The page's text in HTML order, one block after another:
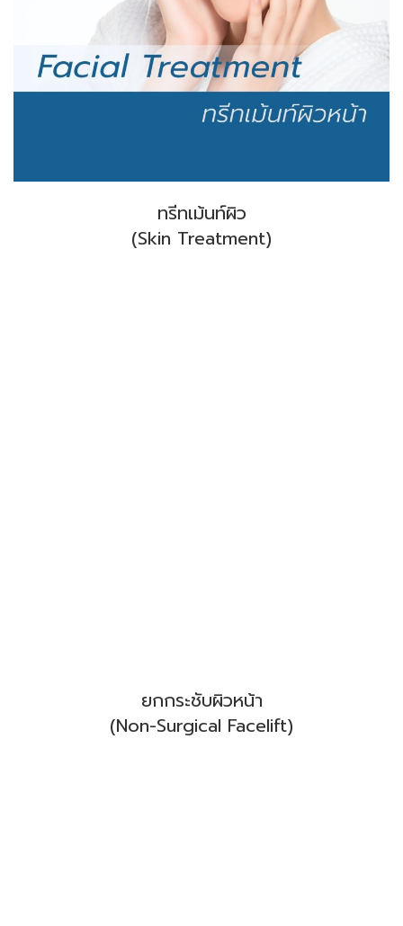
ทรีทเม้นท์ผิว
(Skin Treatment)
ยกกระชับผิวหน้า
(Non-Surgical Facelift)